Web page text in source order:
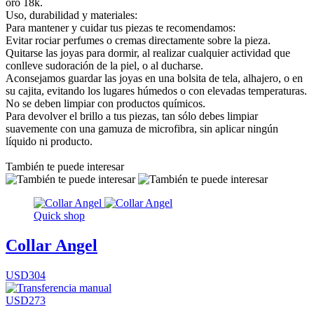
Uso, durabilidad y materiales:
Para mantener y cuidar tus piezas te recomendamos:
Evitar rociar perfumes o cremas directamente sobre la pieza.
Quitarse las joyas para dormir, al realizar cualquier actividad que
conlleve sudoración de la piel, o al ducharse.
Aconsejamos guardar las joyas en una bolsita de tela, alhajero, o en
su cajita, evitando los lugares húmedos o con elevadas temperaturas.
No se deben limpiar con productos químicos.
Para devolver el brillo a tus piezas, tan sólo debes limpiar
suavemente con una gamuza de microfibra, sin aplicar ningún
líquido ni producto.
También te puede interesar
Quick shop
Collar Angel
USD304
USD273